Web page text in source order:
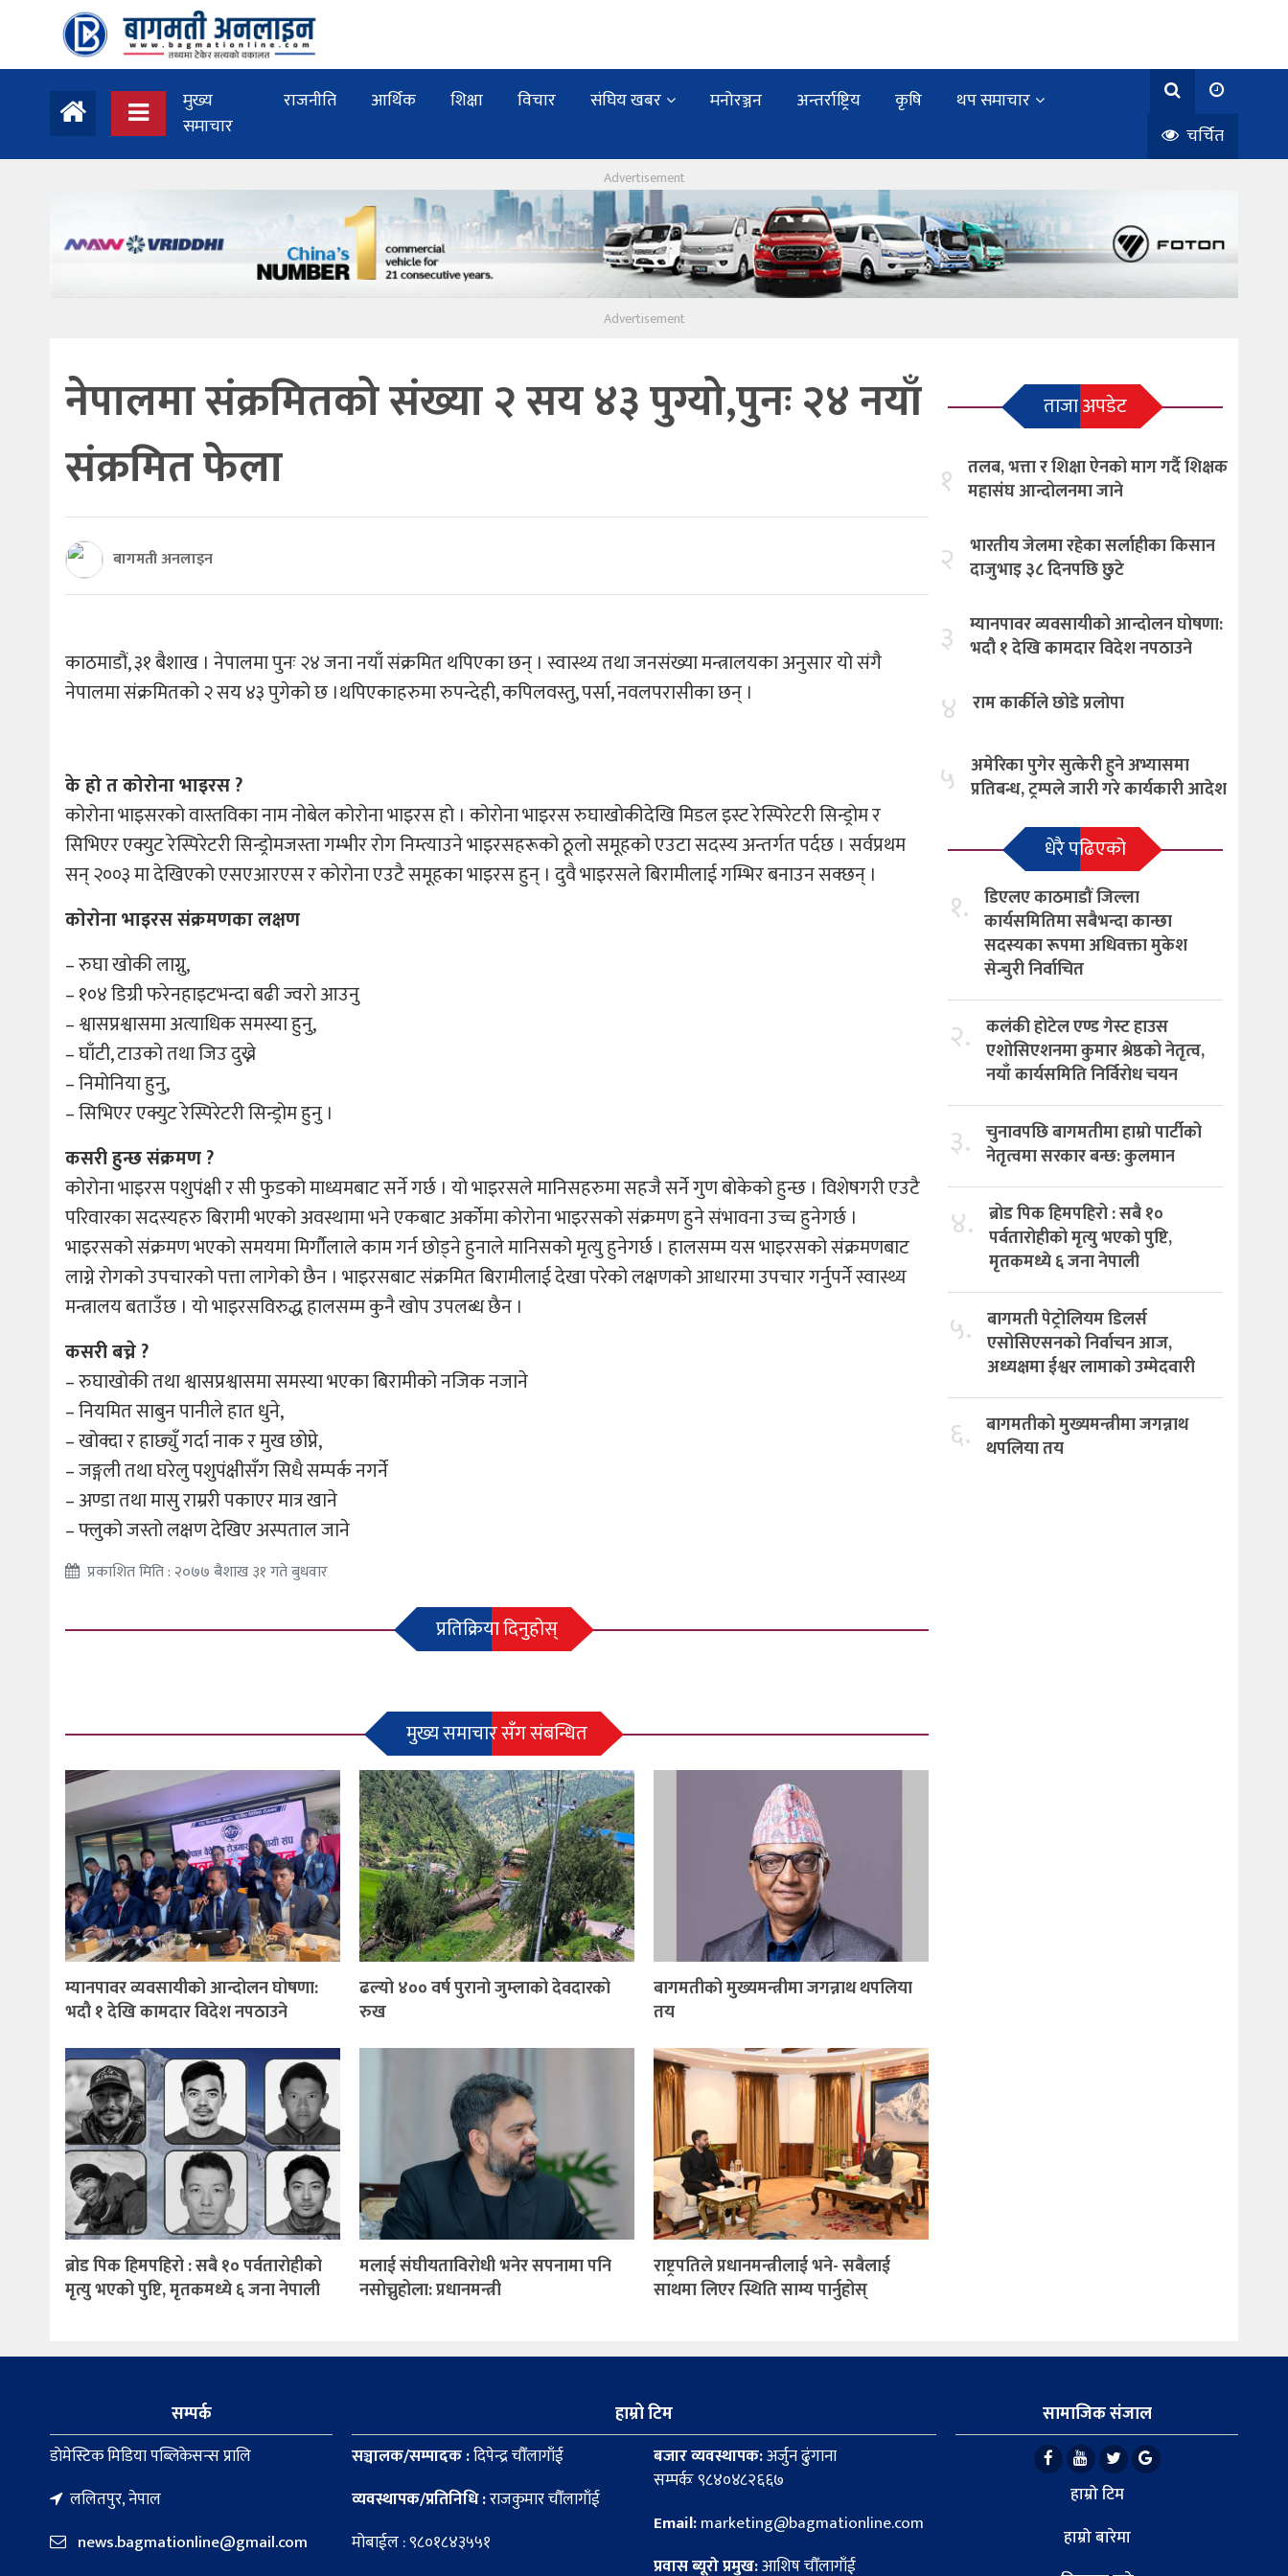
मुख्य
समाचार
राजनीति आर्थिक शिक्षा विचार संघिय खबर मनोरञ्जन अन्तर्राष्ट्रिय कृषि
थप समाचार
चर्चित
नेपालमा संक्रमितको संख्या २ सय ४३ पुग्यो,पुनः २४ नयाँ
संक्रमित फेला
बागमती अनलाइन
काठमाडौं, ३१ बैशाख । नेपालमा पुनः २४ जना नयाँ संक्रमित थपिएका छन् । स्वास्थ्य तथा जनसंख्या मन्त्रालयका अनुसार यो संगै
नेपालमा संक्रमितको २ सय ४३ पुगेको छ ।थपिएकाहरुमा रुपन्देही, कपिलवस्तु, पर्सा, नवलपरासीका छन् ।
के हो त कोरोना भाइरस ?
कोरोना भाइसरको वास्तविका नाम नोबेल कोरोना भाइरस हो । कोरोना भाइरस रुघाखोकीदेखि मिडल इस्ट रेस्पिरेटरी सिन्ड्रोम र
सिभिएर एक्युट रेस्पिरेटरी सिन्ड्रोमजस्ता गम्भीर रोग निम्त्याउने भाइरसहरूको ठूलो समूहको एउटा सदस्य अन्तर्गत पर्दछ । सर्वप्रथम
सन् २००३ मा देखिएको एसएआरएस र कोरोना एउटै समूहका भाइरस हुन् । दुवै भाइरसले बिरामीलाई गम्भिर बनाउन सक्छन् ।
काेराेना भाइरस संक्रमणका लक्षण
– रुघा खोकी लाग्नु,
– १०४ डिग्री फरेनहाइटभन्दा बढी ज्वरो आउनु
– श्वासप्रश्वासमा अत्याधिक समस्या हुनु,
– घाँटी, टाउको तथा जिउ दुख्ने
– निमोनिया हुनु,
– सिभिएर एक्युट रेस्पिरेटरी सिन्ड्रोम हुनु ।
कसरी हुन्छ संक्रमण ?
कोरोना भाइरस पशुपंक्षी र सी फुडको माध्यमबाट सर्ने गर्छ । यो भाइरसले मानिसहरुमा सहजै सर्ने गुण बोकेको हुन्छ । विशेषगरी एउटै
परिवारका सदस्यहरु बिरामी भएको अवस्थामा भने एकबाट अर्काेमा काेराेना भाइरसकाे संक्रमण हुने संभावना उच्च हुनेगर्छ ।
भाइरसको संक्रमण भएको समयमा मिर्गौलाले काम गर्न छोड्ने हुनाले मानिसको मृत्यु हुनेगर्छ । हालसम्म यस भाइरसको संक्रमणबाट
लाग्ने रोगको उपचारको पत्ता लागेको छैन । भाइरसबाट संक्रमित बिरामीलाई देखा परेको लक्षणको आधारमा उपचार गर्नुपर्ने स्वास्थ्य
मन्त्रालय बताउँछ । यो भाइरसविरुद्ध हालसम्म कुनै खोप उपलब्ध छैन ।
कसरी बच्ने ?
– रुघाखोकी तथा श्वासप्रश्वासमा समस्या भएका बिरामीको नजिक नजाने
– नियमित साबुन पानीले हात धुने,
– खोक्दा र हाछ्युँ गर्दा नाक र मुख छोप्ने,
– जङ्गली तथा घरेलु पशुपंक्षीसँग सिधै सम्पर्क नगर्ने
– अण्डा तथा मासु राम्ररी पकाएर मात्र खाने
– फ्लुको जस्तो लक्षण देखिए अस्पताल जाने
प्रकाशित मिति : २०७७ बैशाख ३१ गते बुधवार
प्रतिक्रिया दिनुहोस्
मुख्य समाचार सँग संबन्धित
म्यानपावर व्यवसायीको आन्दोलन घोषणा:
भदौ १ देखि कामदार विदेश नपठाउने
ढल्यो ४०० वर्ष पुरानो जुम्लाको देवदारको
रुख
बागमतीको मुख्यमन्त्रीमा जगन्नाथ थपलिया
तय
ब्रोड पिक हिमपहिरो : सबै १० पर्वतारोहीको
मृत्यु भएको पुष्टि, मृतकमध्ये ६ जना नेपाली
मलाई संघीयताविरोधी भनेर सपनामा पनि
नसोच्नुहोला: प्रधानमन्त्री
राष्ट्रपतिले प्रधानमन्त्रीलाई भने- सबैलाई
साथमा लिएर स्थिति साम्य पार्नुहोस्
ताजा अपडेट
१ तलब, भत्ता र शिक्षा ऐनको माग गर्दै शिक्षक
महासंघ आन्दोलनमा जाने
२ भारतीय जेलमा रहेका सर्लाहीका किसान
दाजुभाइ ३८ दिनपछि छुटे
३ म्यानपावर व्यवसायीको आन्दोलन घोषणा:
भदौ १ देखि कामदार विदेश नपठाउने
४ राम कार्कीले छोडे प्रलोपा
५ अमेरिका पुगेर सुत्केरी हुने अभ्यासमा
प्रतिबन्ध, ट्रम्पले जारी गरे कार्यकारी आदेश
धेरै पढिएको
१. डिएलए काठमाडौं जिल्ला
कार्यसमितिमा सबैभन्दा कान्छा
सदस्यका रूपमा अधिवक्ता मुकेश
सेन्चुरी निर्वाचित
२. कलंकी होटेल एण्ड गेस्ट हाउस
एशोसिएशनमा कुमार श्रेष्ठको नेतृत्व,
नयाँ कार्यसमिति निर्विरोध चयन
३. चुनावपछि बागमतीमा हाम्राे पार्टीको
नेतृत्वमा सरकार बन्छ: कुलमान
४. ब्रोड पिक हिमपहिरो : सबै १०
पर्वतारोहीको मृत्यु भएको पुष्टि,
मृतकमध्ये ६ जना नेपाली
५. बागमती पेट्रोलियम डिलर्स
एसोसिएसनको निर्वाचन आज,
अध्यक्षमा ईश्वर लामाको उम्मेदवारी
६. बागमतीको मुख्यमन्त्रीमा जगन्नाथ
थपलिया तय
सम्पर्क
डाेमेस्टिक मिडिया पब्लिकेसन्स प्रालि
ललितपुर, नेपाल
news.bagmationline@gmail.com
हाम्रो टिम
सञ्चालक/सम्पादक :दिपेन्द्र चौँलागाँई
व्यवस्थापक/प्रतिनिधि :राजकुमार चौँलागाँई
मोबाईल : ९८०१८४३५५१
बजार व्यवस्थापक:अर्जुन ढुंगाना
सम्पर्कः ९८४०४८२६६७
Email:marketing@bagmationline.com
प्रवास ब्यूरो प्रमुख:आशिष चौँलागाँई
सामाजिक संजाल
हाम्रो टिम
हाम्रो बारेमा